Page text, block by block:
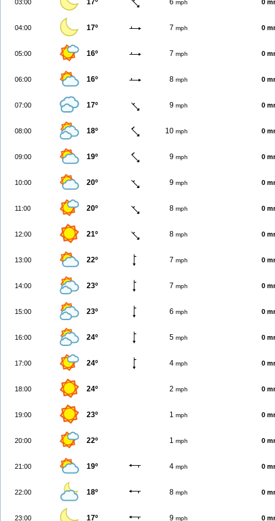
03:00 mph 0
04:00 17º 7 mph 0
05:00 16º 7 mph 0
06:00 16º 8 mph 0
07:00 17º 9 mph 0
08:00 18º 10 mph 0
09:00 19º 9 mph 0
10:00 20º 9 mph 0
11:00 20º 8 mph 0
12:00 21º 8 mph 0
13:00 22º 7 mph 0
14:00 23º 7 mph 0
15:00 23º 6 mph 0
16:00 24º 5 mph 0
17:00 24º 4 mph 0
18:00 24º 2 mph 0
19:00 23º 1 mph 0
20:00 22º 1 mph 0
21:00 19º 4 mph 0
22:00 18º 8 mph 0
23:00 17º 9 mph 0